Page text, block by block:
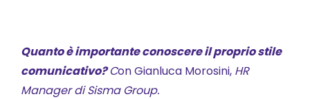
Quanto è importante conoscere il proprio stile
comunicativo?Con Gianluca Morosini, HR
Manager di Sisma Group.